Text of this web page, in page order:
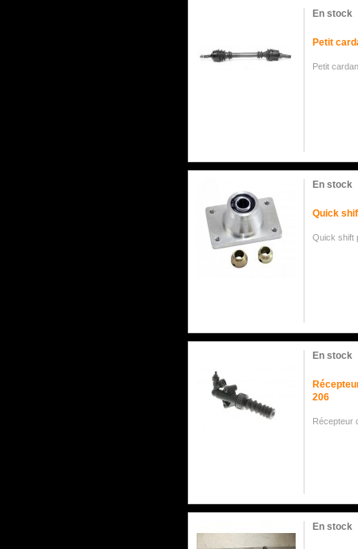
En stock
Petit
Petit
En stock
Quick
Quick shift
En stock
206
Récepteur
En stock